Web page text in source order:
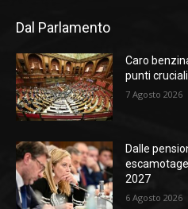
Dal Parlamento
Caro
punti
7 Agosto 2026
Dalle
2027
6 Agosto 2026